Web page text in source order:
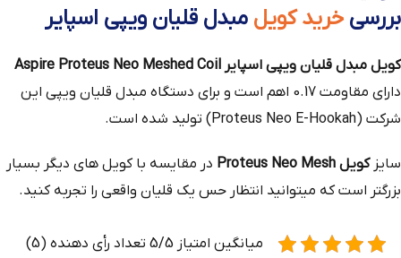
بررسی خرید کویل مبدل قلیان ویپی اسپایر
کویل مبدل قلیان ویپی اسپایر Aspire Proteus Neo Meshed Coil
دارای مقاومت 0.17 اهم است و برای دستگاه مبدل قلیان ویپی این
شرکت (Proteus Neo E-Hookah) تولید شده است.
سایزکویل Proteus Neo Mesh
در مقایسه با کویل های دیگر بسیار
بزرگتر است که میتوانید انتظار حس یک قلیان واقعی را تجربه کنید.
میانگین امتیاز 5/5 تعداد رأی دهنده (5)